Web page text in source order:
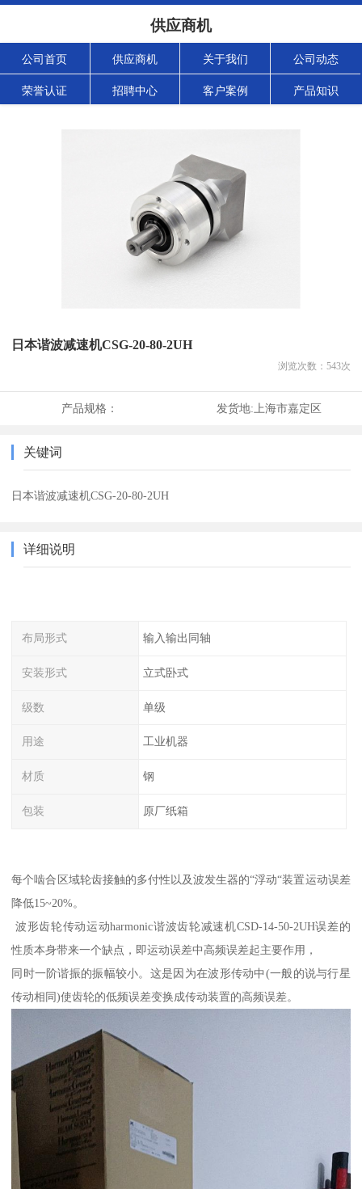
供应商机
公司首页 供应商机 关于我们 公司动态
荣誉认证 招聘中心 客户案例 产品知识
日本谐波减速机CSG-20-80-2UH
浏览次数： 543次
产品规格： 发货地: 上海市嘉定区
关键词
日本谐波减速机CSG-20-80-2UH
详细说明
布局形式 输入输出同轴
安装形式 立式卧式
级数 单级
用途 工业机器
材质 钢
包装 原厂纸箱
每个啮合区域轮齿接触的多付性以及波发生器的“浮动“装置运动误差
降低15~20%。
波形齿轮传动运动harmonic谐波齿轮减速机CSD-14-50-2UH误差的
性质本身带来一个缺点，即运动误差中高频误差起主要作用，
同时一阶谐振的振幅较小。这是因为在波形传动中(一般的说与行星
传动相同)使齿轮的低频误差变换成传动装置的高频误差。